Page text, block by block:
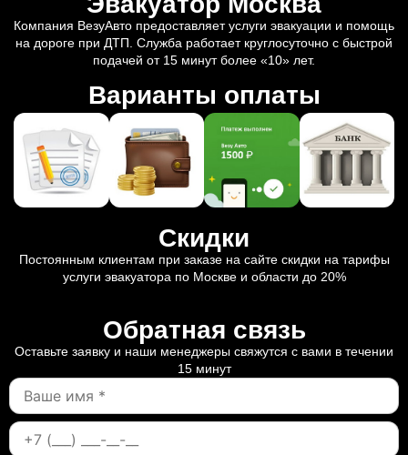
Компания ВезуАвто предоставляет услуги эвакуации и помощь
на дороге при ДТП. Служба работает круглосуточно с быстрой
подачей от 15 минут более «10» лет.
Варианты оплаты
Скидки
Постоянным клиентам при заказе на сайте скидки на тарифы
услуги эвакуатора по Москве и области до 20%
Обратная связь
Оставьте заявку и наши менеджеры свяжутся с вами в течении
15 минут